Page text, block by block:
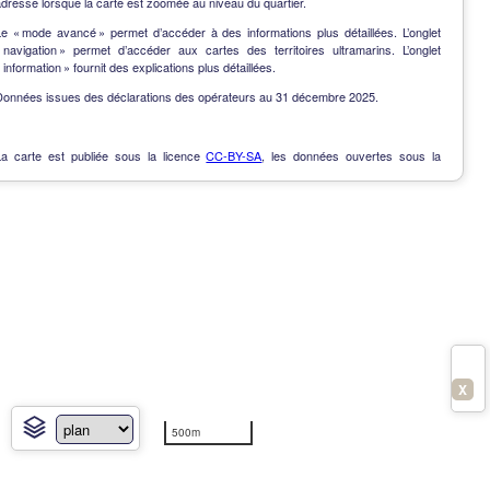
500m
« mode avancé » permet d’accéder à des informations plus détaillées. L’onglet
navigation » permet d’accéder aux cartes des territoires ultramarins. L’onglet
information » fournit des explications plus détaillées.
issues des déclarations des opérateurs au 31 décembre 2025.
carte est publiée sous la licenceCC-BY-SA, les données ouvertes sous la
X